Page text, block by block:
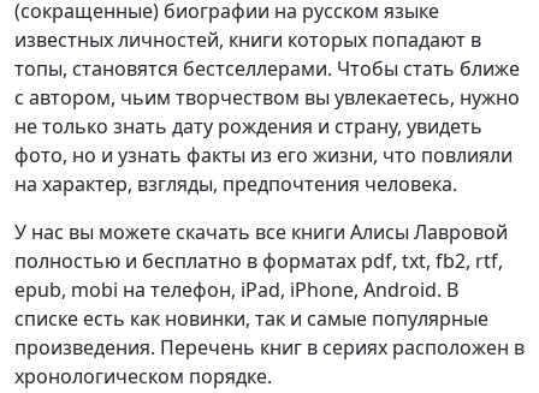
(сокращенные) биографии на русском языке
известных личностей, книги которых попадают в
топы, становятся бестселлерами. Чтобы стать ближе
с автором, чьим творчеством вы увлекаетесь, нужно
не только знать дату рождения и страну, увидеть
фото, но и узнать факты из его жизни, что повлияли
на характер, взгляды, предпочтения человека.
У нас вы можете скачать все книги Алисы Лавровой
полностью и бесплатно в форматах pdf, txt, fb2, rtf,
epub, mobi на телефон, iPad, iPhone, Android. В
списке есть как новинки, так и самые популярные
произведения. Перечень книг в сериях расположен в
хронологическом порядке.